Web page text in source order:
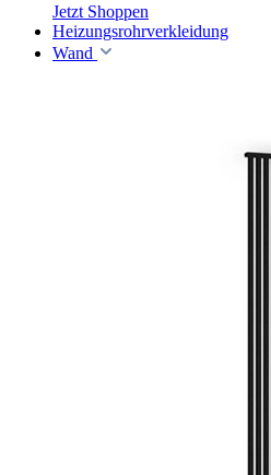
Jetzt Shoppen
Heizungsrohrverkleidung
Wand